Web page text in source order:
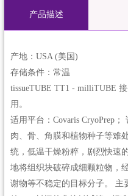
产品描述
产地：USA (美国)
存储条件：常温
tissueTUBE TT1 - milliTUBE
用。
适用平台：Covaris CryoPrep
肉、骨、角膜和植物种子等难
统，低温干燥粉粹，剧烈快速
地将组织块破碎成细颗粒物，
谢物等不稳定的目标分子。 主